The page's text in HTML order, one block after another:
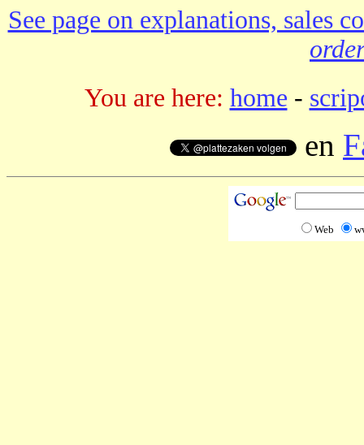
See page on explanations, sales
You are here: home -
en
Web